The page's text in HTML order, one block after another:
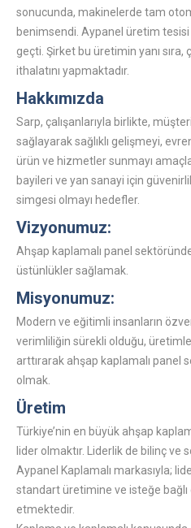
sonucunda, makinelerde tam
benimsendi. Aypanel üretim tesisi
geçti. Şirket bu üretimin yanı
ithalatını yapmaktadır.
Hakkımızda
Sarp, çalışanlarıyla birlikte,
sağlayarak sağlıklı gelişmeyi,
ürün ve hizmetler sunmayı
bayileri ve yan sanayi için
simgesi olmayı hedefler.
Vizyonumuz:
Ahşap kaplamalı panel
üstünlükler sağlamak.
Misyonumuz:
Modern ve eğitimli insanların
verimliliğin sürekli olduğu,
arttırarak ahşap kaplamalı panel
olmak.
Üretim
Türkiye’nin en büyük ahşap
lider olmaktır. Liderlik de bilinç ve
Aypanel Kaplamalı markasıyla;
standart üretimine ve isteğe
etmektedir.